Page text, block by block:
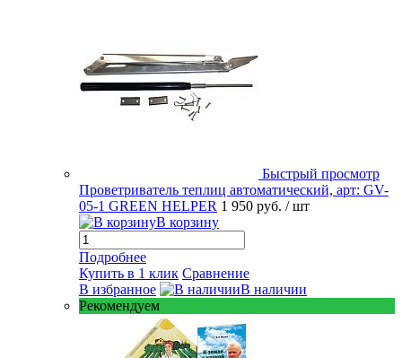
Быстрый просмотр
Проветриватель теплиц автоматический, арт: GV-
05-1 GREEN HELPER 1 950 руб. / шт
В корзину
Подробнее
Купить в 1 клик Сравнение
В избранное
В наличии
Рекомендуем